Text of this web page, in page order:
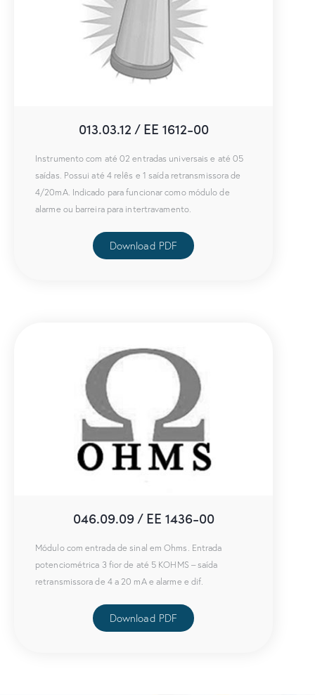
013.03.12 / EE 1612-00
Instrumento com até 02 entradas universais e até 05
saídas. Possui até 4 relês e 1 saída retransmissora de
4/20mA. Indicado para funcionar como módulo de
alarme ou barreira para intertravamento.
Download PDF
046.09.09 / EE 1436-00
Módulo com entrada de sinal em Ohms. Entrada
potenciométrica 3 fior de até 5 KOHMS – saída
retransmissora de 4 a 20 mA e alarme e dif.
Download PDF